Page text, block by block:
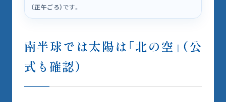
（正午ごろ）です。
南半球では太陽は「北の空」（公
式も確認）